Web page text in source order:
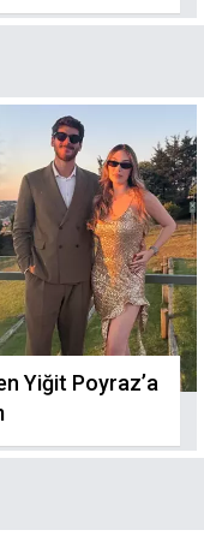
Yiğit Poyraz’a